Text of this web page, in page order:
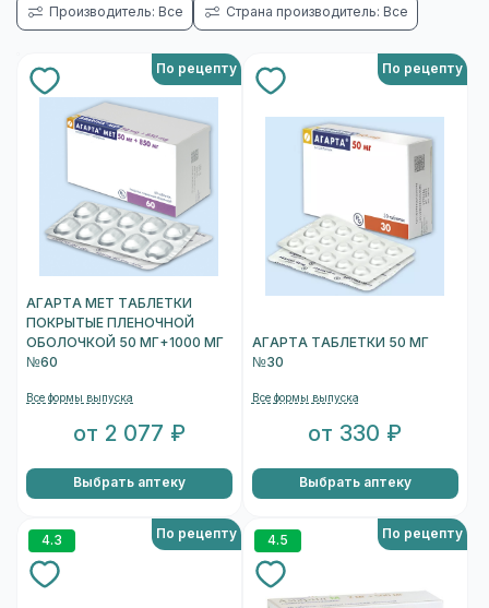
Производитель: Все Страна производитель: Все
По рецепту
АГАРТА МЕТ ТАБЛЕТКИ
ПОКРЫТЫЕ ПЛЕНОЧНОЙ
ОБОЛОЧКОЙ 50 МГ+1000 МГ
№60
Все формы выпуска
от 2 077 ₽
Выбрать аптеку
По рецепту
АГАРТА ТАБЛЕТКИ 50 МГ
№30
Все формы выпуска
от 330 ₽
Выбрать аптеку
4.3 По рецепту 4.5 По рецепту